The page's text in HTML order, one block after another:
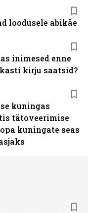
inimesed enne
kirju saatsid?
kuningas
tätoveerimise
kuningate seas
loodusele abikäe